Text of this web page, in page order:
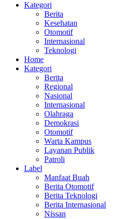
Kategori
Berita
Kesehatan
Otomotif
Internasional
Teknologi
Home
Kategori
Berita
Regional
Nasional
Internasional
Olahraga
Demokrasi
Otomotif
Warta Kampus
Layanan Publik
Patroli
Label
Manfaat Buah
Berita Otomotif
Berita Teknologi
Berita Internasional
Nissan